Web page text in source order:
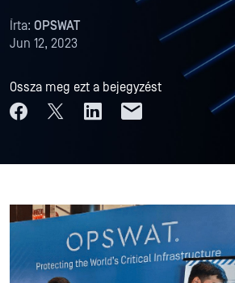
Írta: OPSWAT
Jun 12, 2023
Ossza meg ezt a bejegyzést